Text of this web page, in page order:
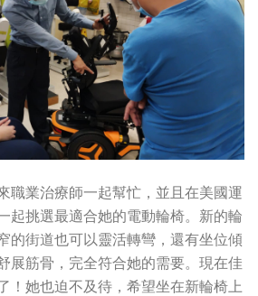
職業治療師一起幫忙，並且在美國運
起挑選最適合她的電動輪椅。新的輪
的街道也可以靈活轉彎，還有坐位傾
展筋骨，完全符合她的需要。現在佳
！她也迫不及待，希望坐在新輪椅上